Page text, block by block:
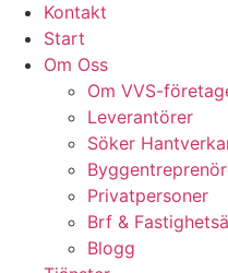
Kontakt
Start
Om Oss
Om VVS-
Leverantörer
Söker
Privatpersoner
Brf &
Blogg